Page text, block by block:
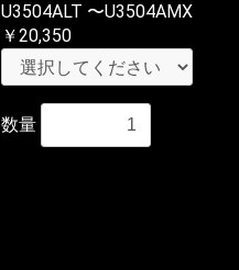
U3504ALT 〜U3504AMX
￥20,350
数量